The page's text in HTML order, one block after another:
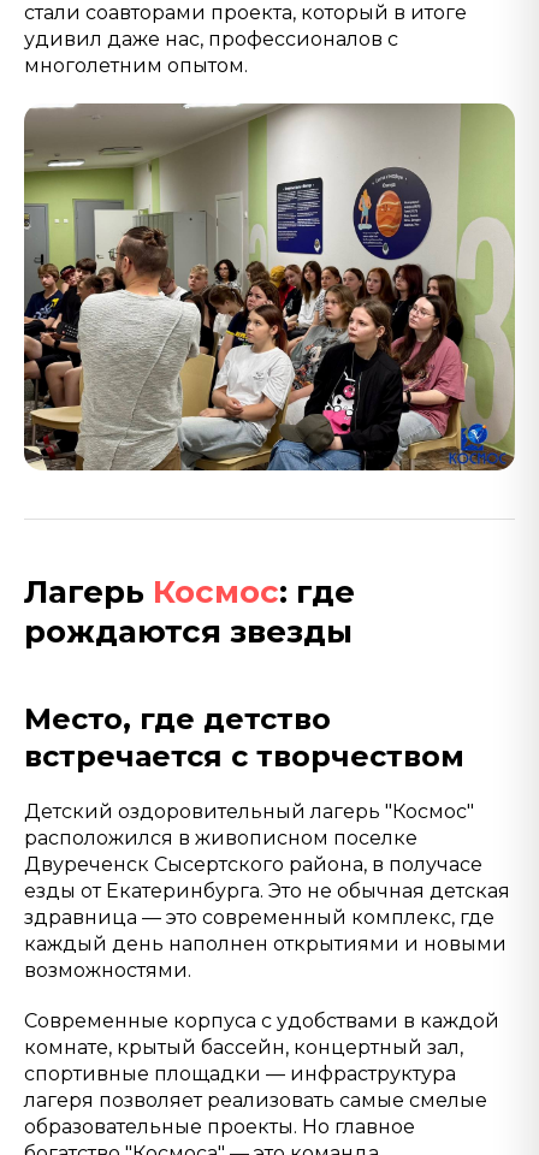
стали соавторами проекта, который в итоге
удивил даже нас, профессионалов с
многолетним опытом.
Лагерь Космос: где
рождаются звезды
Место, где детство
встречается с творчеством
Детский оздоровительный лагерь "Космос"
расположился в живописном поселке
Двуреченск Сысертского района, в получасе
езды от Екатеринбурга. Это не обычная детская
здравница — это современный комплекс, где
каждый день наполнен открытиями и новыми
возможностями.
Современные корпуса с удобствами в каждой
комнате, крытый бассейн, концертный зал,
спортивные площадки — инфраструктура
лагеря позволяет реализовать самые смелые
образовательные проекты. Но главное